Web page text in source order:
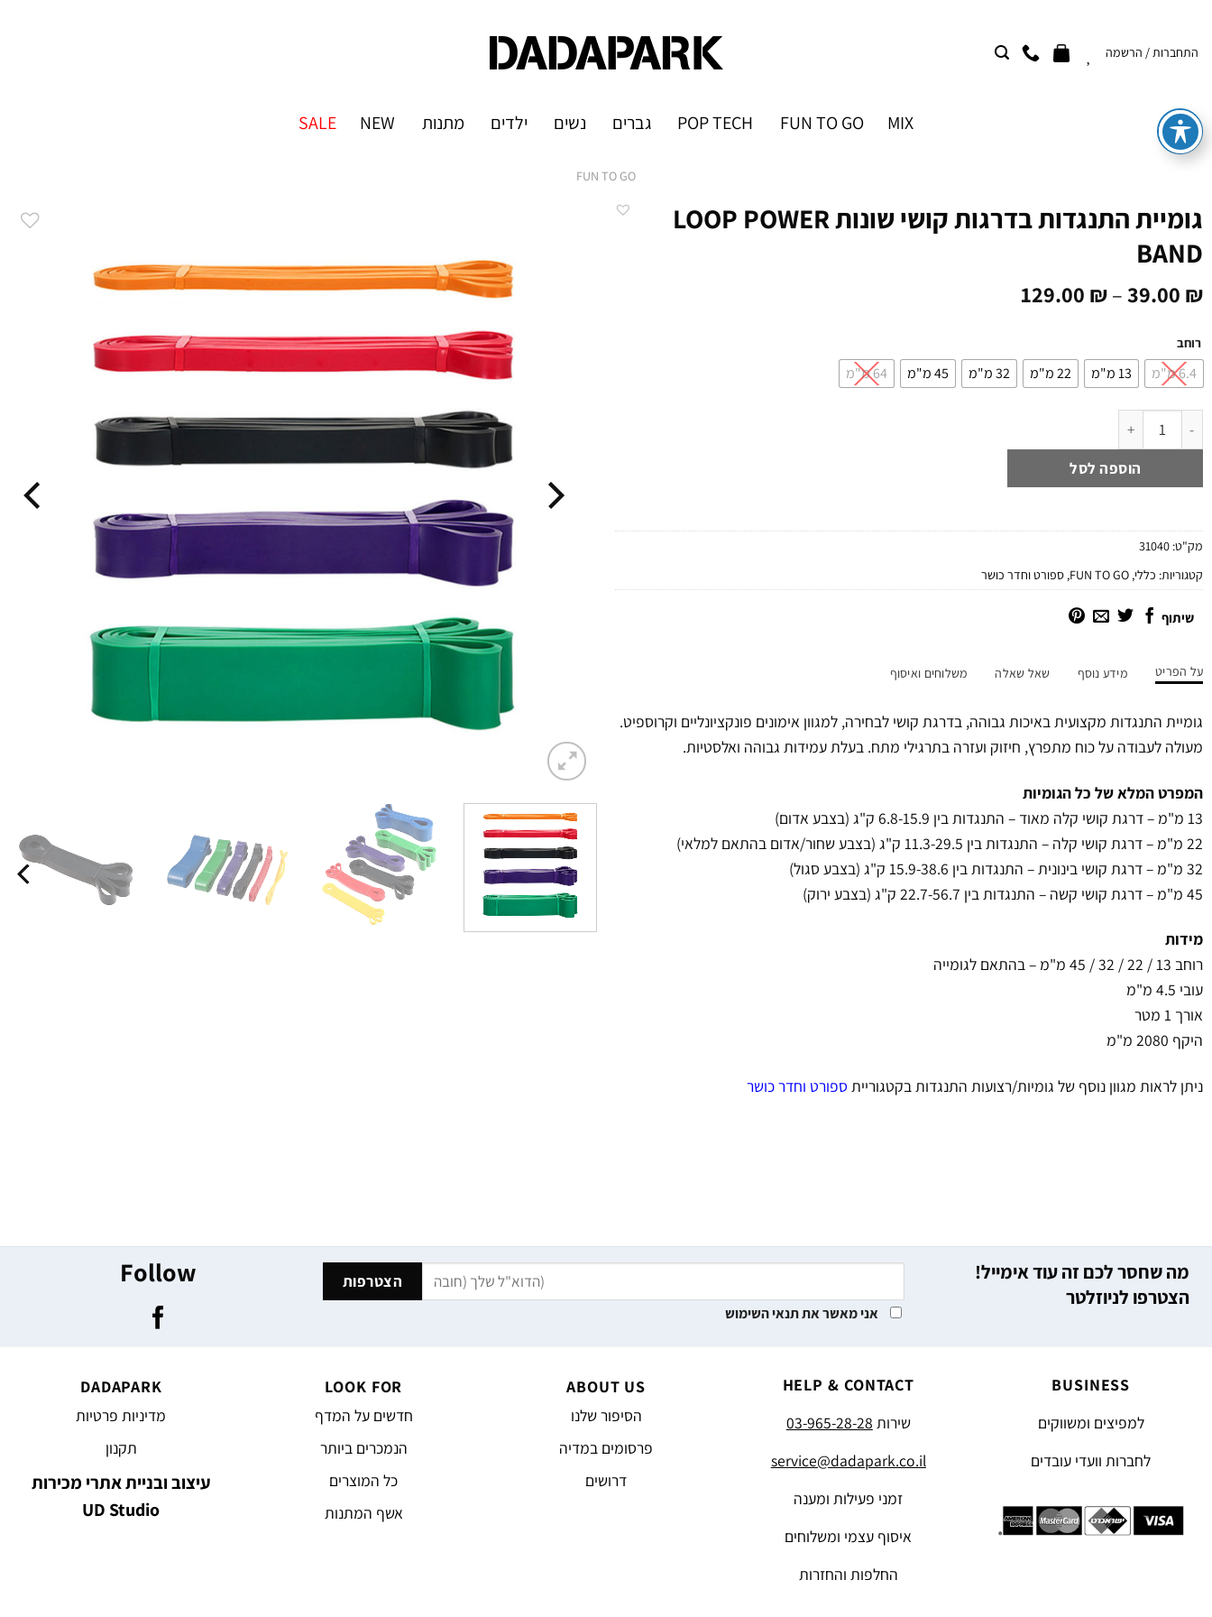
content
התחברות / הרשמה
MIX
FUN TO GO
POP TECH גברים נשים ילדים מתנות NEW
SALE
FUN TO GO
גומיית התנגדות בדרגות קושי שונות LOOP POWER
BAND
39.00 ₪
–
129.00 ₪
רוחב
6.4 מ"מ 13 מ"מ 22 מ"מ 32 מ"מ 45 מ"מ 64 מ"מ
כמות של גומיית התנגדות בדרגות קושי שונות LOOP POWER BAND
הוספה לסל
מק"ט: 31040
קטגוריות: כללי,
FUN TO GO
, ספורט וחדר כושר
שיתוף
על הפריט מידע נוסף שאל שאלה משלוחים ואיסוף
גומיית התנגדות מקצועית באיכות גבוהה, בדרגת קושי לבחירה, למגוון אימונים פונקציונליים וקרוספיט.
מעולה לעבודה על כוח מתפרץ, חיזוק ועזרה בתרגילי מתח. בעלת עמידות גבוהה ואלסטיות.
המפרט המלא של כל הגומיות
13 מ"מ – דרגת קושי קלה מאוד – התנגדות בין 6.8-15.9 ק"ג (בצבע אדום)
22 מ"מ – דרגת קושי קלה – התנגדות בין 11.3-29.5 ק"ג (בצבע שחור/אדום בהתאם למלאי)
32 מ"מ – דרגת קושי בינונית – התנגדות בין 15.9-38.6 ק"ג (בצבע סגול)
45 מ"מ – דרגת קושי קשה – התנגדות בין 22.7-56.7 ק"ג (בצבע ירוק)
מידות
רוחב 13 / 22 / 32 / 45 מ"מ – בהתאם לגומייה
עובי 4.5 מ"מ
אורך 1 מטר
היקף 2080 מ"מ
ניתן לראות מגוון נוסף של גומיות/רצועות התנגדות בקטגוריית ספורט וחדר כושר
מה שחסר לכם זה עוד אימייל!
הצטרפו לניוזלטר
אני מאשר את תנאי השימוש
Follow
BUSINESS
למפיצים ומשווקים
לחברות וועדי עובדים
HELP & CONTACT
שירות 03-965-28-28
service@dadapark.co.il
זמני פעילות ומענה
איסוף עצמי ומשלוחים
החלפות והחזרות
ABOUT US
הסיפור שלנו
פרסומים במדיה
דרושים
LOOK FOR
חדשים על המדף
הנמכרים ביותר
כל המוצרים
אשף המתנות
DADAPARK
מדיניות פרטיות
תקנון
עיצוב ובניית אתרי מכירות
UD Studio